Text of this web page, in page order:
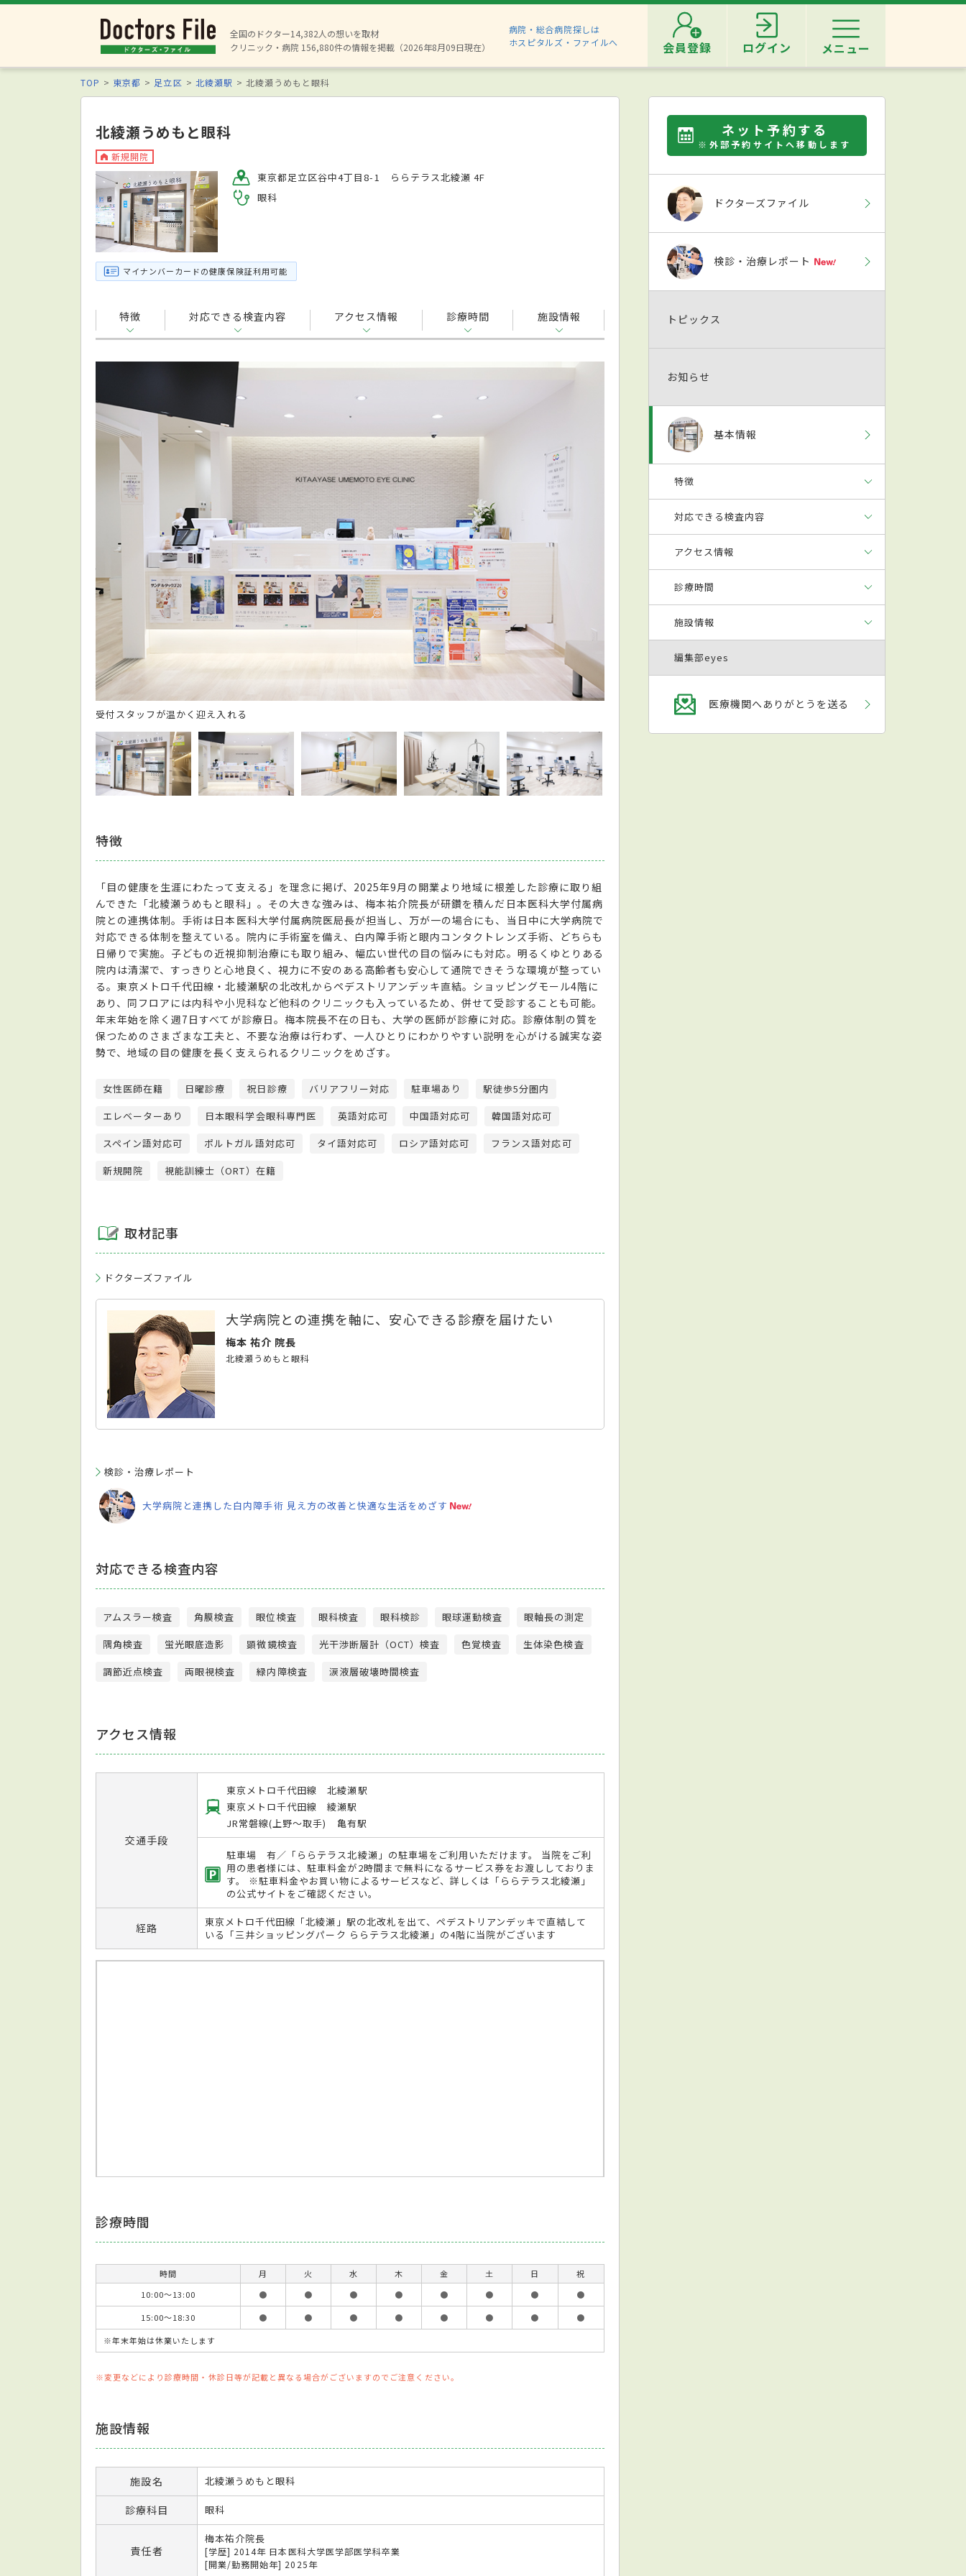
全国のドクター14,382人の想いを取材
クリニック・病院 156,880件の情報を掲載（2026年8月09日現在）
病院・総合病院探しは
ホスピタルズ・ファイルへ
会員登録 ログイン メニュー
TOP 東京都 足立区 北綾瀬駅 北綾瀬うめもと眼科
北綾瀬うめもと眼科
新規開院
東京都足立区谷中4丁目8-1 ららテラス北綾瀬 4F
眼科
マイナンバーカードの健康保険証利用可能
特徴 対応できる検査内容 アクセス情報 診療時間 施設情報
受付スタッフが温かく迎え入れる 白を基調とした明るく清潔感がある院内
特徴
「目の健康を生涯にわたって支える」を理念に掲げ、2025年9月の開業より地域に根差した診療に取り組
んできた「北綾瀬うめもと眼科」。その大きな強みは、梅本祐介院長が研鑽を積んだ日本医科大学付属病
院との連携体制。手術は日本医科大学付属病院医局長が担当し、万が一の場合にも、当日中に大学病院で
対応できる体制を整えている。院内に手術室を備え、白内障手術と眼内コンタクトレンズ手術、どちらも
日帰りで実施。子どもの近視抑制治療にも取り組み、幅広い世代の目の悩みにも対応。明るくゆとりある
院内は清潔で、すっきりと心地良く、視力に不安のある高齢者も安心して通院できそうな環境が整ってい
る。東京メトロ千代田線・北綾瀬駅の北改札からペデストリアンデッキ直結。ショッピングモール4階に
あり、同フロアには内科や小児科など他科のクリニックも入っているため、併せて受診することも可能。
年末年始を除く週7日すべてが診療日。梅本院長不在の日も、大学の医師が診療に対応。診療体制の質を
保つためのさまざまな工夫と、不要な治療は行わず、一人ひとりにわかりやすい説明を心がける誠実な姿
勢で、地域の目の健康を長く支えられるクリニックをめざす。
女性医師在籍 日曜診療 祝日診療 バリアフリー対応 駐車場あり
駅徒歩5分圏内
エレベーターあり
日本眼科学会眼科専門医 英語対応可 中国語対応可
韓国語対応可
スペイン語対応可
ポルトガル語対応可 タイ語対応可 ロシア語対応可
フランス語対応可
新規開院
視能訓練士（ORT）在籍
取材記事
ドクターズファイル
大学病院との連携を軸に、安心できる診療を届けたい
梅本 祐介 院長
北綾瀬うめもと眼科
検診・治療レポート
大学病院と連携した白内障手術 見え方の改善と快適な生活をめざす
対応できる検査内容
アムスラー検査 角膜検査 眼位検査 眼科検査 眼科検診 眼球運動検査
眼軸長の測定
隅角検査
蛍光眼底造影 顕微鏡検査 光干渉断層計（OCT）検査 色覚検査
生体染色検査
調節近点検査
両眼視検査 緑内障検査 涙液層破壊時間検査
アクセス情報
交通手段
東京メトロ千代田線 北綾瀬駅
東京メトロ千代田線 綾瀬駅
JR常磐線(上野～取手) 亀有駅
駐車場 有／「ららテラス北綾瀬」の駐車場をご利用いただけます。 当院をご利
用の患者様には、駐車料金が2時間まで無料になるサービス券をお渡ししておりま
す。 ※駐車料金やお買い物によるサービスなど、詳しくは「ららテラス北綾瀬」
の公式サイトをご確認ください。
経路
東京メトロ千代田線「北綾瀬」駅の北改札を出て、ペデストリアンデッキで直結して
いる「三井ショッピングパーク ららテラス北綾瀬」の4階に当院がございます
診療時間
時間 月 火 水 木 金 土 日
祝
10:00～13:00
● ● ● ● ● ● ●
●
15:00～18:30
● ● ● ● ● ● ●
●
※年末年始は休業いたします
※変更などにより診療時間・休診日等が記載と異なる場合がございますのでご注意ください。
施設情報
施設名 北綾瀬うめもと眼科
診療科目 眼科
責任者
梅本祐介院長
[学歴] 2014年 日本医科大学医学部医学科卒業
[開業/勤務開始年] 2025年
ネット予約する
※外部予約サイトへ移動します
ドクターズファイル
検診・治療レポート
トピックス
お知らせ
基本情報
特徴
対応できる検査内容
アクセス情報
診療時間
施設情報
編集部eyes
医療機関へありがとうを送る